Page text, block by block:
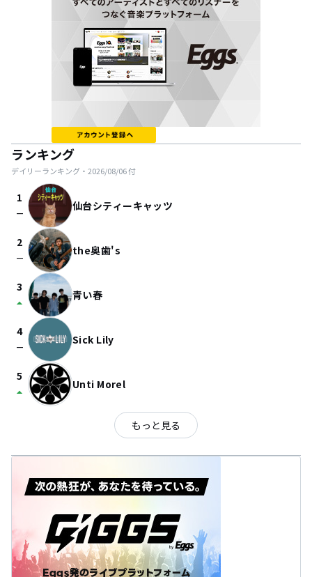
ランキング
デイリーランキング・ 2026/08/06付
1
check_indeterminate_small 仙台シティーキャッツ
2
check_indeterminate_small the奥歯's
3
arrow_drop_up 青い春
4
check_indeterminate_small Sick Lily
5
arrow_drop_up Unti Morel
もっと見る